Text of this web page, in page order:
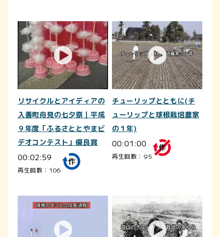
リサイクルとアイディアの
入善町舟見の七夕祭｜平成
９年度「ふるさととやまビ
デオコンテスト」優良賞
00:02:59
再生回数：106
チューリップとともに(チ
ューリップと球根栽培農家
の１年)
00:01:00
再生回数：95